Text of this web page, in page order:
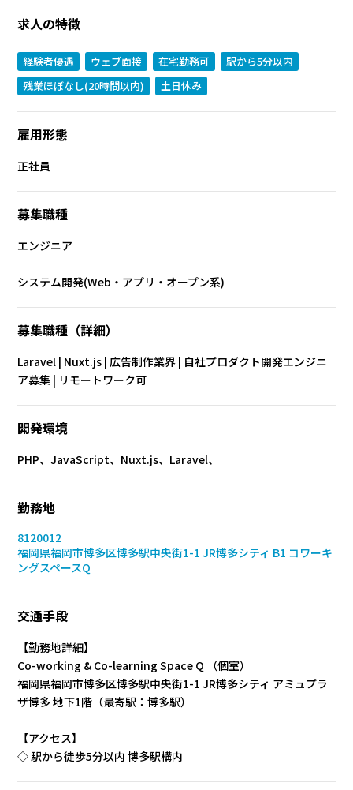
求人の特徴
経験者優遇 ウェブ面接 在宅勤務可
駅から5分以内
残業ほぼなし(20時間以内)
土日休み
雇用形態
正社員
募集職種
エンジニア
システム開発(Web・アプリ・オープン系)
募集職種（詳細）
Laravel | Nuxt.js | 広告制作業界 | 自社プロダクト開発エンジニ
ア募集 | リモートワーク可
開発環境
PHP、JavaScript、Nuxt.js、Laravel、
勤務地
8120012
福岡県福岡市博多区博多駅中央街1-1 JR博多シティ B1 コワーキ
ングスペースQ
交通手段
【勤務地詳細】
Co-working & Co-learning Space Q （個室）
福岡県福岡市博多区博多駅中央街1-1 JR博多シティ アミュプラ
ザ博多 地下1階（最寄駅：博多駅）
【アクセス】
◇ 駅から徒歩5分以内 博多駅構内